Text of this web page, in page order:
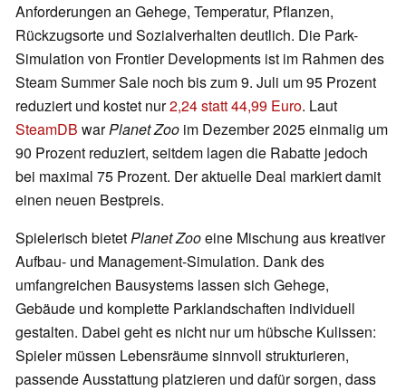
Anforderungen an Gehege, Temperatur, Pflanzen,
Rückzugsorte und Sozialverhalten deutlich. Die Park-
Simulation von Frontier Developments ist im Rahmen des
Steam Summer Sale noch bis zum 9. Juli um 95 Prozent
reduziert und kostet nur2,24 statt 44,99 Euro. Laut
SteamDB warPlanet Zoo im Dezember 2025 einmalig um
90 Prozent reduziert, seitdem lagen die Rabatte jedoch
bei maximal 75 Prozent. Der aktuelle Deal markiert damit
einen neuen Bestpreis.
Spielerisch bietetPlanet Zooeine Mischung aus kreativer
Aufbau- und Management-Simulation. Dank des
umfangreichen Bausystems lassen sich Gehege,
Gebäude und komplette Parklandschaften individuell
gestalten. Dabei geht es nicht nur um hübsche Kulissen:
Spieler müssen Lebensräume sinnvoll strukturieren,
passende Ausstattung platzieren und dafür sorgen, dass